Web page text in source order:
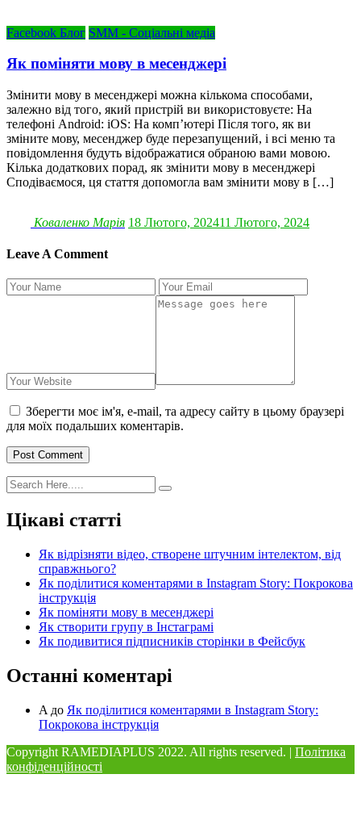
Facebook Блог SMM - Соціальні медіа
Як поміняти мову в месенджері
Змінити мову в месенджері можна кількома способами,
залежно від того, який пристрій ви використовуєте: На
телефоні Android: iOS: На комп’ютері Після того, як ви
зміните мову, месенджер буде перезапущений, і всі меню та
повідомлення будуть відображатися обраною вами мовою.
Кілька додаткових порад, як змінити мову в месенджері
Сподіваємося, ця стаття допомогла вам змінити мову в […]
Коваленко Марія 18 Лютого, 202411 Лютого, 2024
Leave A Comment
Зберегти моє ім'я, e-mail, та адресу сайту в цьому браузері
для моїх подальших коментарів.
Post Comment
Цікаві статті
Як відрізняти відео, створене штучним інтелектом, від
справжнього?
Як поділитися коментарями в Instagram Story: Покрокова
інструкція
Як поміняти мову в месенджері
Як створити групу в Інстаграмі
Як подивитися підписників сторінки в Фейсбук
Останні коментарі
A до Як поділитися коментарями в Instagram Story:
Покрокова інструкція
Copyright RAMEDIAPLUS 2022. All rights reserved. | Політика
конфіденційності